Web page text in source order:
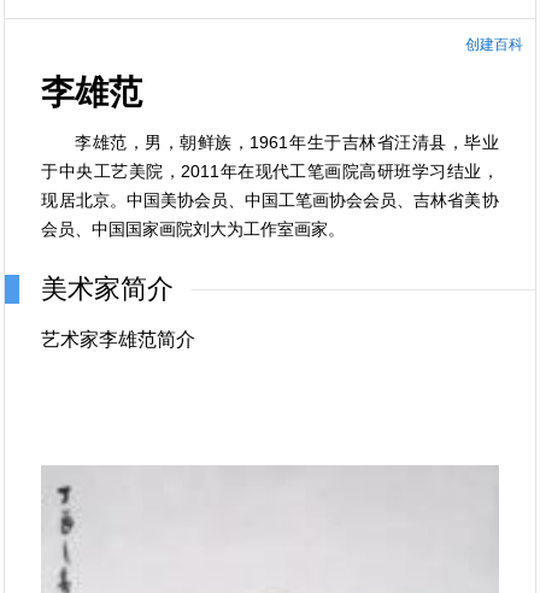
创建百科
李雄范
李雄范，男，朝鲜族，1961年生于吉林省汪清县，毕业
于中央工艺美院，2011年在现代工笔画院高研班学习结业，
现居北京。中国美协会员、中国工笔画协会会员、吉林省美协
会员、中国国家画院刘大为工作室画家。
美术家简介
艺术家李雄范简介